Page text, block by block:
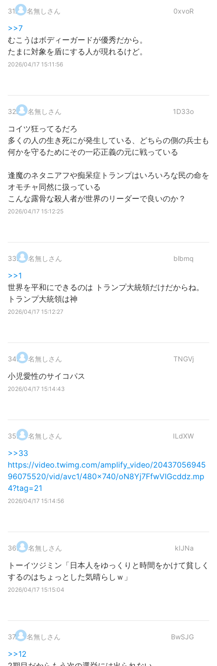
31. 名無しさん 0xvoR
>>7
むこうはボディーガードが優秀だから。
たまに対象を盾にする人が現れるけど。
2026/04/17 15:11:56
32. 名無しさん 1D33o
コイツ狂ってるだろ
多くの人の生き死にが発生している、どちらの側の兵士も
何かを守るためにその一応正義の元に戦っている
逢魔のネタニアフや痴呆症トランプはいろいろな民の命を
オモチャ同然に扱っている
こんな露骨な殺人者が世界のリーダーで良いのか？
2026/04/17 15:12:25
33. 名無しさん blbmq
>>1
世界を平和にできるのは トランプ大統領だけだからね。
トランプ大統領は神
2026/04/17 15:12:27
34. 名無しさん TNGVj
小児愛性のサイコパス
2026/04/17 15:14:43
35. 名無しさん ILdXW
>>33
https://video.twimg.com/amplify_video/20437056945
96075520/vid/avc1/480x740/oN8Yj7FfwVIGcddz.mp
4?tag=21
2026/04/17 15:14:56
36. 名無しさん kIJNa
トーイツジミン「日本人をゆっくりと時間をかけて貧しく
するのはちょっとした気晴らしｗ」
2026/04/17 15:15:04
37. 名無しさん BwSJG
>>12